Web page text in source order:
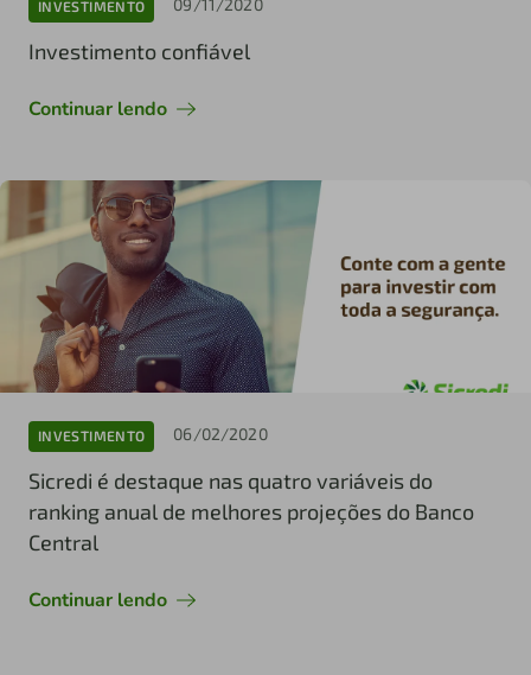
INVESTIMENTO
Investimento confiável
Continuar lendo
INVESTIMENTO 06/02/2020
Sicredi é destaque nas quatro variáveis do
ranking anual de melhores projeções do Banco
Central
Continuar lendo